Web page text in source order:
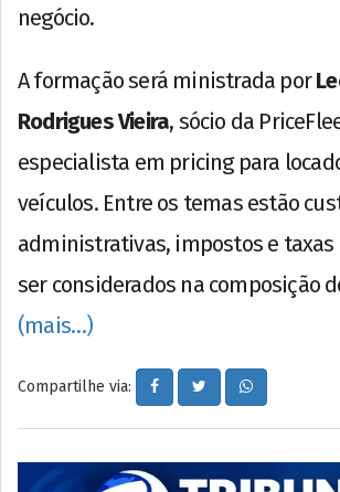
negócio.
A formação será ministrada por
Rodrigues Vieira, sócio da
especialista em pricing para
veículos. Entre os temas estão
administrativas, impostos e taxas
ser considerados na composição
(mais…)
Compartilhe via: